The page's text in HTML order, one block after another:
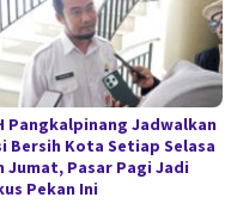
Pangkalpinang Jadwalkan
Bersih Kota Setiap Selasa
Jumat, Pasar Pagi Jadi
Pekan Ini